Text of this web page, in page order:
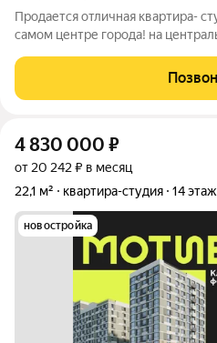
Продается отличная квартира-
самом центре города! на
произведен капитальный ремонт
В квартире есть кухонная зона
4 830 000 ₽
от 20 242 ₽ в месяц
22,1 м²
квартира-студия 14 этаж
новостройка